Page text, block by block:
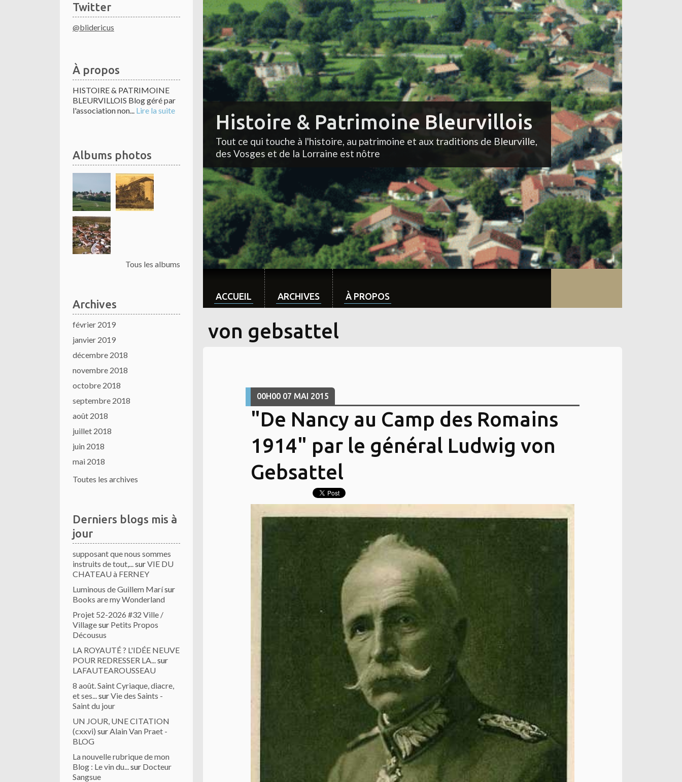
Twitter
@blidericus
À propos
HISTOIRE & PATRIMOINE
BLEURVILLOIS Blog géré par
l'association non... Lire la suite
Albums photos
Tous les albums
Archives
février 2019
janvier 2019
décembre 2018
novembre 2018
octobre 2018
septembre 2018
août 2018
juillet 2018
juin 2018
mai 2018
Toutes les archives
Derniers blogs mis à
jour
supposant que nous sommes
instruits de tout,...surVIE DU
CHATEAU à FERNEY
Luminous de Guillem Marísur
Books are my Wonderland
Projet 52-2026 #32 Ville /
Villagesur Petits Propos
Décousus
LA ROYAUTÉ ? L'IDÉE NEUVE
POUR REDRESSER LA...sur
LAFAUTEAROUSSEAU
8 août. Saint Cyriaque, diacre,
et ses...surVie des Saints -
Saint du jour
UN JOUR, UNE CITATION
(cxxvi) surAlain Van Praet -
BLOG
La nouvelle rubrique de mon
Blog : Le vin du...sur Docteur
Sangsue
Histoire & Patrimoine Bleurvillois
Tout ce qui touche à l'histoire, au patrimoine et aux traditions de Bleurville,
des Vosges et de la Lorraine est nôtre
ACCUEIL ARCHIVES À PROPOS
von gebsattel
00H00 07 MAI 2015
"De Nancy au Camp des Romains
1914" par le général Ludwig von
Gebsattel